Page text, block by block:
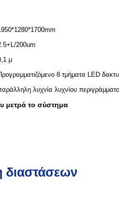
200um
μ
8 τμήματα LED
λυχνία λυχνίου
το σύστημα
διαστάσεων